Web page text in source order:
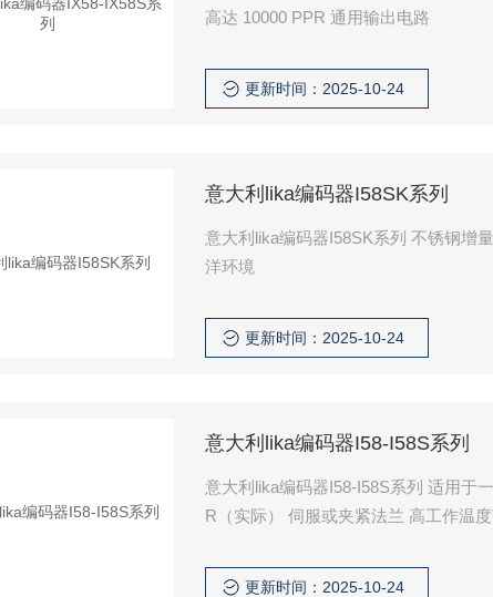
高达 10000 PPR 通用输出电路
更新时间：2025-10-24
意大利lika编码器I58SK系列
意大利lika编码器I58SK系列 不锈钢增量式编码器
洋环境
更新时间：2025-10-24
意大利lika编码器I58-I58S系列
意大利lika编码器I58-I58S系列 适用于
R（实际） 伺服或夹紧法兰 高工作温
更新时间：2025-10-24